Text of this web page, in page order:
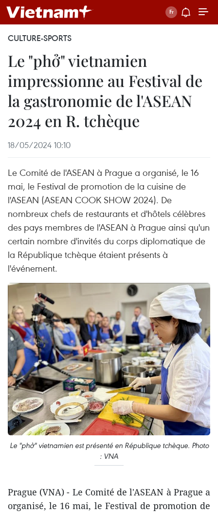
CULTURE-SPORTS
Le "phở" vietnamien
impressionne au Festival de
la gastronomie de l'ASEAN
2024 en R. tchèque
18/05/2024 10:10
Le Comité de l'ASEAN à Prague a organisé, le 16
mai, le Festival de promotion de la cuisine de
l'ASEAN (ASEAN COOK SHOW 2024). De
nombreux chefs de restaurants et d'hôtels célèbres
des pays membres de l'ASEAN à Prague ainsi qu'un
certain nombre d'invités du corps diplomatique de
la République tchèque étaient présents à
l'événement.
Le "phở" vietnamien est présenté en République tchèque. Photo
: VNA
Prague (VNA) - Le Comité de l'ASEAN à Prague a
organisé, le 16 mai, le Festival de promotion de